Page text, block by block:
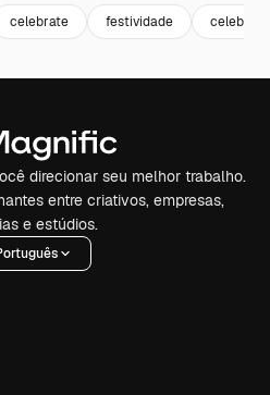
celebrate festividade
direcionar seu melhor trabalho.
entre criativos, empresas,
e estúdios.